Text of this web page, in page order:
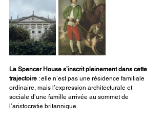
La Spencer House s’inscrit pleinement dans cette
trajectoire : elle n’est pas une résidence familiale
ordinaire, mais l’expression architecturale et
sociale d’une famille arrivée au sommet de
l’aristocratie britannique.